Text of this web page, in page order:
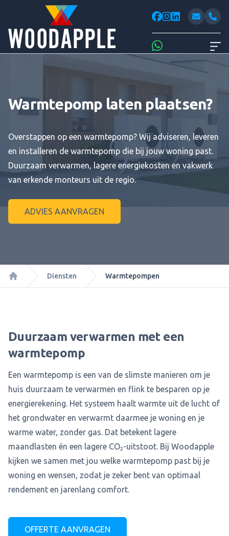
facebook
instagram
linkedin
Whatsapp
Warmtepomp laten plaatsen?
Overstappen op een warmtepomp? Wij adviseren, leveren
en installeren de warmtepomp die bij jouw woning past.
Duurzaam verwarmen, lagere energiekosten en vakwerk
van erkende monteurs uit de regio.
ADVIES AANVRAGEN
Home
Diensten Warmtepompen
Duurzaam verwarmen met een
warmtepomp
Een warmtepomp is een van de slimste manieren om je
huis duurzaam te verwarmen en flink te besparen op je
energierekening. Het systeem haalt warmte uit de lucht of
het grondwater en verwarmt daarmee je woning en je
warme water, zonder gas. Dat betekent lagere
maandlasten én een lagere CO₂-uitstoot. Bij Woodapple
kijken we samen met jou welke warmtepomp past bij je
woning en wensen, zodat je zeker bent van optimaal
rendement en jarenlang comfort.
OFFERTE AANVRAGEN